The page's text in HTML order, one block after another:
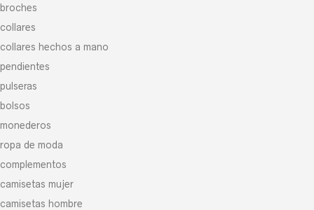
broches
collares
collares hechos a mano
pendientes
pulseras
bolsos
monederos
ropa de moda
complementos
camisetas mujer
camisetas hombre